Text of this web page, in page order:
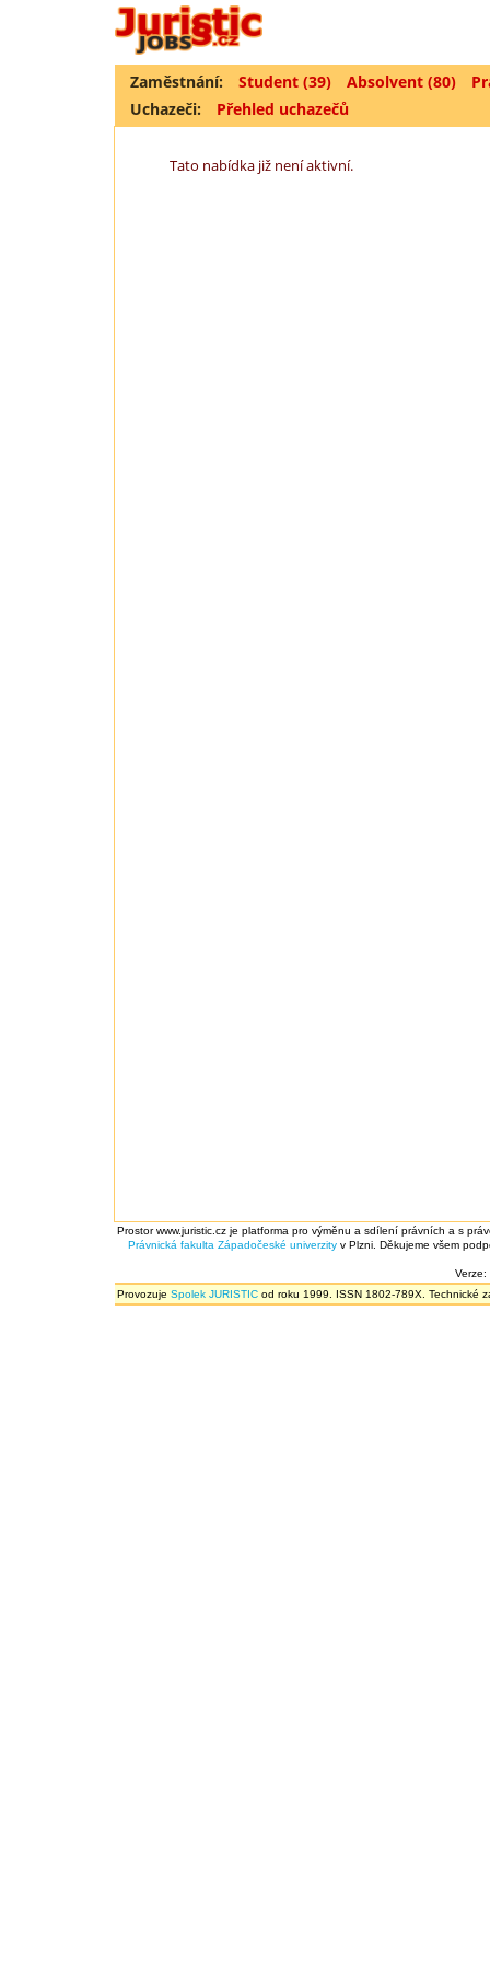
Zaměstnání: Student (39) Absolvent (80)
Uchazeči:
Přehled uchazečů
Tato nabídka již není aktivní.
Prostor www.juristic.cz je platforma pro výměnu a sdílení právních a s
Právnická fakulta Západočeské univerzity v Plzni. Děkujeme všem
Verze:
Provozuje Spolek JURISTIC od roku 1999. ISSN 1802-789X. Technické